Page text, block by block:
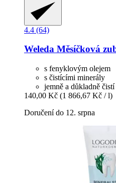
4.4 (64)
Weleda Měsíčková
s fenyklovým olejem
s čistícími minerály
jemně a důkladně čistí
140,00 Kč (1 866,67 Kč / l)
Doručení do 12. srpna